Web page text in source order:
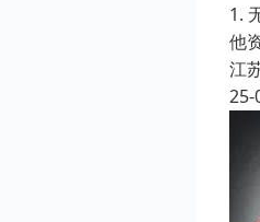
1.
他
江
25-